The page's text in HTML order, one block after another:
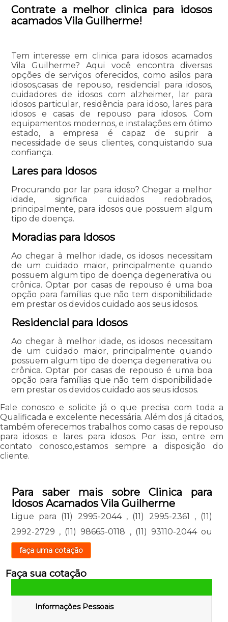
Contrate a melhor clinica para idosos
acamados Vila Guilherme!
Tem interesse em clinica para idosos acamados
Vila Guilherme? Aqui você encontra diversas
opções de serviços oferecidos, como asilos para
idosos,casas de repouso, residencial para idosos,
cuidadores de idosos com alzheimer, lar para
idosos particular, residência para idoso, lares para
idosos e casas de repouso para idosos. Com
equipamentos modernos, e instalações em ótimo
estado, a empresa é capaz de suprir a
necessidade de seus clientes, conquistando sua
confiança.
Lares para Idosos
Procurando por lar para idoso? Chegar a melhor
idade, significa cuidados redobrados,
principalmente, para idosos que possuem algum
tipo de doença.
Moradias para Idosos
Ao chegar à melhor idade, os idosos necessitam
de um cuidado maior, principalmente quando
possuem algum tipo de doença degenerativa ou
crônica. Optar por casas de repouso é uma boa
opção para famílias que não tem disponibilidade
em prestar os devidos cuidado aos seus idosos.
Residencial para Idosos
Ao chegar à melhor idade, os idosos necessitam
de um cuidado maior, principalmente quando
possuem algum tipo de doença degenerativa ou
crônica. Optar por casas de repouso é uma boa
opção para famílias que não tem disponibilidade
em prestar os devidos cuidado aos seus idosos.
Fale conosco e solicite já o que precisa com toda a
Qualificada e excelente necessária. Além dos já citados,
também oferecemos trabalhos como casas de repouso
para idosos e lares para idosos. Por isso, entre em
contato conosco,estamos sempre a disposição do
cliente.
Para saber mais sobre Clinica para
Idosos Acamados Vila Guilherme
Ligue para (11) 2995-2044 , (11) 2995-2361 , (11)
2992-2729 , (11) 98665-0118 , (11) 93110-2044 ou
faça uma cotação
Faça sua cotação
Informações Pessoais